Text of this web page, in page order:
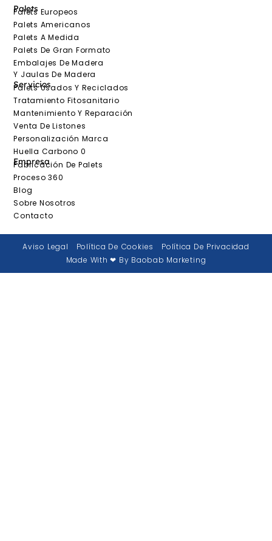
Palets
Palets Europeos
Palets Americanos
Palets A Medida
Palets De Gran Formato
Embalajes De Madera
Y Jaulas De Madera
Servicios
Palets Usados Y Reciclados
Tratamiento Fitosanitario
Mantenimiento Y Reparación
Venta De Listones
Personalización Marca
Huella Carbono 0
Empresa
Fabricación De Palets
Proceso 360
Blog
Sobre Nosotros
Contacto
Aviso Legal Política De Cookies
Política De Privacidad
Made With ❤ By Baobab Marketing